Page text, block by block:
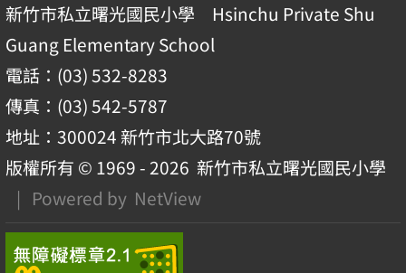
新竹市私立曙光國民小學 Hsinchu Private Shu
Guang Elementary School
電話：(03) 532-8283
傳真：(03) 542-5787
地址：300024 新竹市北大路70號
版權所有 © 1969 - 2026 新竹市私立曙光國民小學
| Powered by NetView